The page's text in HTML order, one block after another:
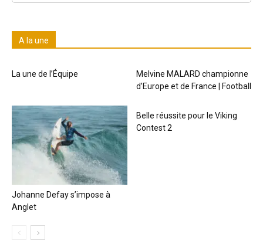
A la une
La une de l’Équipe
Melvine MALARD championne
d’Europe et de France | Football
Johanne Defay s’impose à
Anglet
Belle réussite pour le Viking
Contest 2